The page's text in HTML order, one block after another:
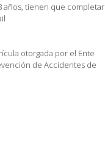
años, tienen que completar
otorgada por el Ente
de Accidentes de